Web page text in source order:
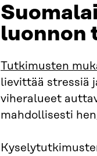
luonnon
Tutkimusten
lievittää stressiä
viheralueet
mahdollisesti